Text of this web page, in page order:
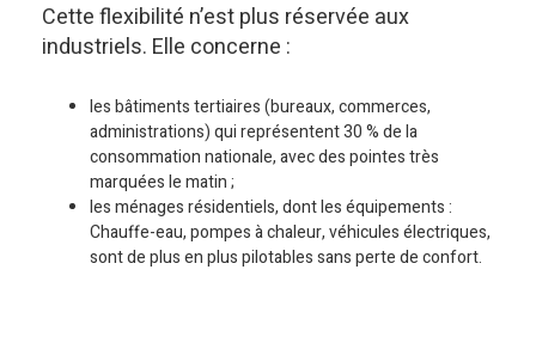
Cette flexibilité n’est plus réservée aux
industriels. Elle concerne :
les bâtiments tertiaires (bureaux, commerces,
administrations) qui représentent 30 % de la
consommation nationale, avec des pointes très
marquées le matin ;
les ménages résidentiels, dont les équipements :
Chauffe-eau, pompes à chaleur, véhicules électriques,
sont de plus en plus pilotables sans perte de confort.